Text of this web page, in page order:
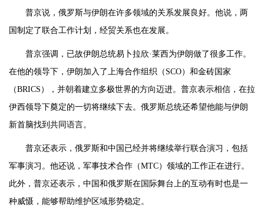
普京说，俄罗斯与伊朗在许多领域的关系发展良好。他说，两
国制定了联合工作计划，经贸关系也在发展。
普京强调，已故伊朗总统易卜拉欣·莱西为伊朗做了很多工作。
在他的领导下，伊朗加入了上海合作组织（SCO）和金砖国家
（BRICS），并朝着建立多极世界的方向迈进。普京表示相信，在拉
伊西领导下奠定的一切将继续下去。俄罗斯总统还希望他能与伊朗
新首脑找到共同语言。
普京还表示，俄罗斯和中国已经并将继续举行联合演习，包括
军事演习。他还说，军事技术合作（MTC）领域的工作正在进行。
此外，普京还表示，中国和俄罗斯在国际舞台上的互动有时也是一
种威慑，能够帮助维护区域形势稳定。